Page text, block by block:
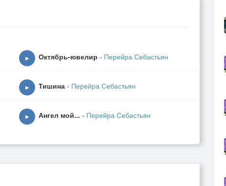
▶ Октябрь-ювелир - Перейра Себастьян
▶ Тишина - Перейра Себастьян
▶ Ангел мой... - Перейра Себастьян